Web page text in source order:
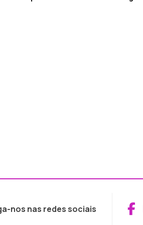
nos nas redes sociais